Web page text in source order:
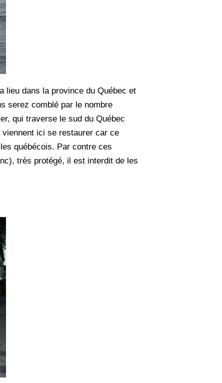
lieu dans la province du Québec et
serez comblé par le nombre
qui traverse le sud du Québec
ici se restaurer car ce
québécois. Par contre ces
très protégé, il est interdit de les